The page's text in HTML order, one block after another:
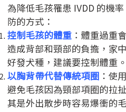
為降低毛孩罹患 IVDD 的機
防的方式：
控制毛孩的體重 ：體重過重
造成背部和頸部的負擔，家
好發犬種，建議要控制體重。
以胸背帶代替傳統項圈 ：使
避免毛孩因為頸部項圈的拉
其是外出散步時容易爆衝的